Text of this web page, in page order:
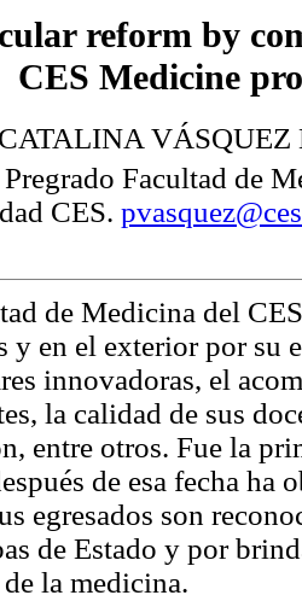
reform by
CES Medicine
Pregrado Facultad de
CES.
de Medicina del
y en el exterior por su
innovadoras, el
la calidad de sus
entre otros. Fue la
de esa fecha ha
egresados son
de Estado y por
la medicina.